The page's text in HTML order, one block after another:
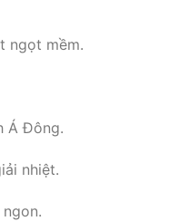
ngọt mềm.
Á Đông.
nhiệt.